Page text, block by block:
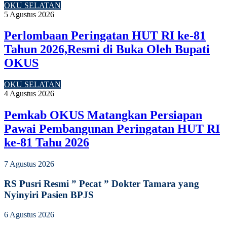
OKU SELATAN
5 Agustus 2026
Perlombaan Peringatan HUT RI ke-81
Tahun 2026,Resmi di Buka Oleh Bupati
OKUS
OKU SELATAN
4 Agustus 2026
Pemkab OKUS Matangkan Persiapan
Pawai Pembangunan Peringatan HUT RI
ke-81 Tahu 2026
7 Agustus 2026
RS Pusri Resmi ” Pecat ” Dokter Tamara yang
Nyinyiri Pasien BPJS
6 Agustus 2026